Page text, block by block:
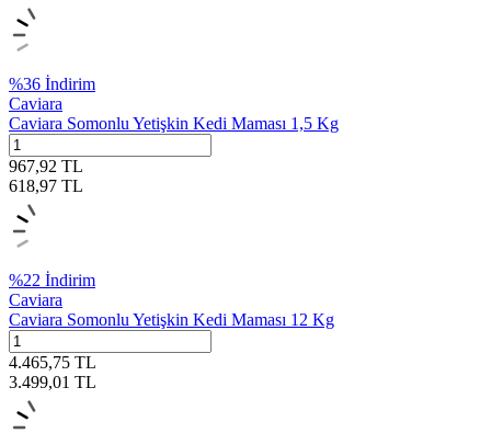
%36 İndirim
Caviara
Caviara Somonlu Yetişkin Kedi Maması 1,5 Kg
967,92 TL
618,97 TL
%22 İndirim
Caviara
Caviara Somonlu Yetişkin Kedi Maması 12 Kg
4.465,75 TL
3.499,01 TL